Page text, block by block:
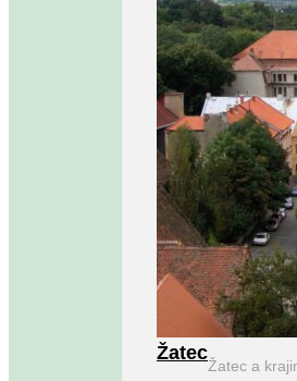
Žatec
Žatec a